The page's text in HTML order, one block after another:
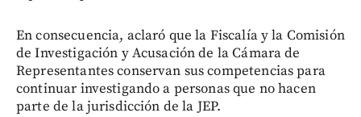
En consecuencia, aclaró que la Fiscalía y la Comisión
de Investigación y Acusación de la Cámara de
Representantes conservan sus competencias para
continuar investigando a personas que no hacen
parte de la jurisdicción de la JEP.